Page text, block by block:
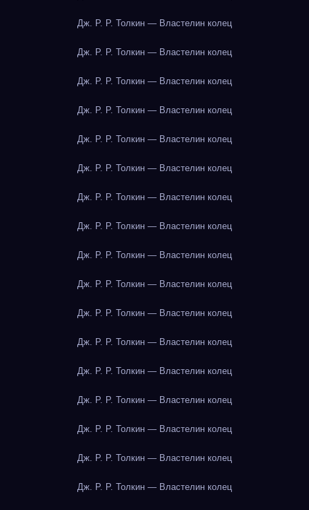
Дж. Р. Р. Толкин — Властелин колец
Дж. Р. Р. Толкин — Властелин колец
Дж. Р. Р. Толкин — Властелин колец
Дж. Р. Р. Толкин — Властелин колец
Дж. Р. Р. Толкин — Властелин колец
Дж. Р. Р. Толкин — Властелин колец
Дж. Р. Р. Толкин — Властелин колец
Дж. Р. Р. Толкин — Властелин колец
Дж. Р. Р. Толкин — Властелин колец
Дж. Р. Р. Толкин — Властелин колец
Дж. Р. Р. Толкин — Властелин колец
Дж. Р. Р. Толкин — Властелин колец
Дж. Р. Р. Толкин — Властелин колец
Дж. Р. Р. Толкин — Властелин колец
Дж. Р. Р. Толкин — Властелин колец
Дж. Р. Р. Толкин — Властелин колец
Дж. Р. Р. Толкин — Властелин колец